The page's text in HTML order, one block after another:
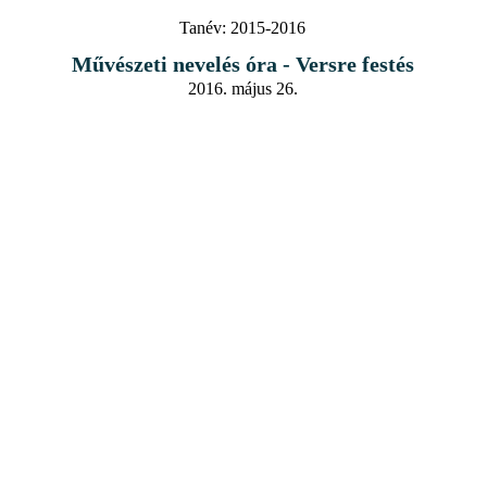
Tanév: 2015-2016
Művészeti nevelés óra - Versre festés
2016. május 26.